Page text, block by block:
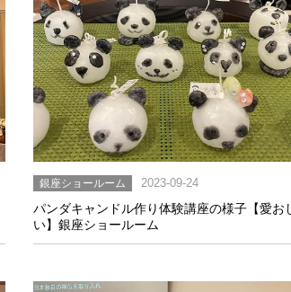
銀座ショールーム 2023-09-24
パンダキャンドル作り体験講座の様子【愛お
い】銀座ショールーム